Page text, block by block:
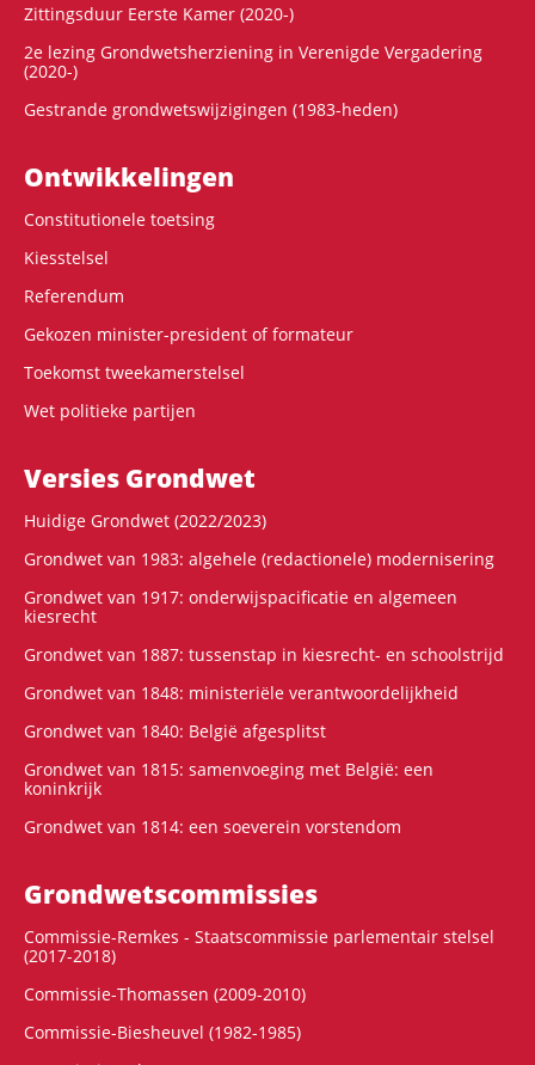
Zittingsduur Eerste Kamer (2020-)
2e lezing Grondwetsherziening in Verenigde Vergadering
(2020-)
Gestrande grondwetswijzigingen (1983-heden)
Ontwikke­lingen
Constitutionele toetsing
Kiesstelsel
Referendum
Gekozen minister-president of formateur
Toekomst tweekamerstelsel
Wet politieke partijen
Versies Grondwet
Huidige Grondwet (2022/2023)
Grondwet van 1983: algehele (redactionele) modernisering
Grondwet van 1917: onderwijspacificatie en algemeen
kiesrecht
Grondwet van 1887: tussenstap in kiesrecht- en schoolstrijd
Grondwet van 1848: ministeriële verantwoordelijkheid
Grondwet van 1840: België afgesplitst
Grondwet van 1815: samenvoeging met België: een
koninkrijk
Grondwet van 1814: een soeverein vorstendom
Grondwets­commissies
Commissie-Remkes - Staatscommissie parlementair stelsel
(2017-2018)
Commissie-Thomassen (2009-2010)
Commissie-Biesheuvel (1982-1985)